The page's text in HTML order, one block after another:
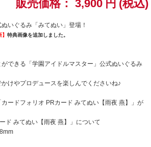
‼
ター!!
販売価格： 3,900 円 (税込)
いぐるみ「みてぬい」登場！
】特典画像を追加しました。
できる「学園アイドルマスター」公式ぬいぐるみ
けやプロデュースを楽しんでくださいね♪
ードフォリオ PRカード みてぬい【雨夜 燕】」が
ド みてぬい【雨夜 燕】」について